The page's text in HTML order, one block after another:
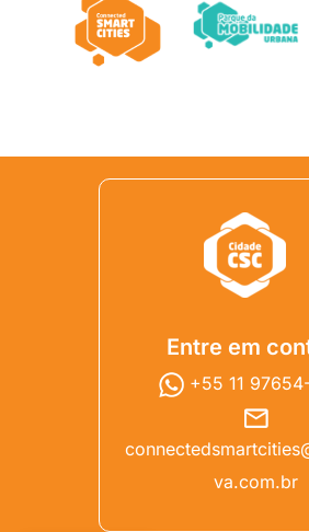
Entre em
+55 11
va.com.br